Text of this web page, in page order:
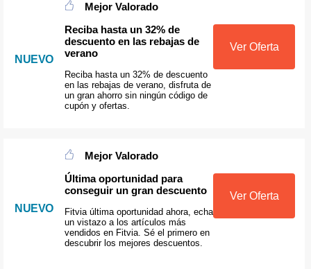
NUEVO
Mejor Valorado
Reciba hasta un 32% de
descuento en las rebajas de
verano
Reciba hasta un 32% de descuento
en las rebajas de verano, disfruta de
un gran ahorro sin ningún código de
cupón y ofertas.
Ver Oferta
NUEVO
Mejor Valorado
Última oportunidad para
conseguir un gran descuento
Fitvia última oportunidad ahora, echa
un vistazo a los artículos más
vendidos en Fitvia. Sé el primero en
descubrir los mejores descuentos.
Ver Oferta